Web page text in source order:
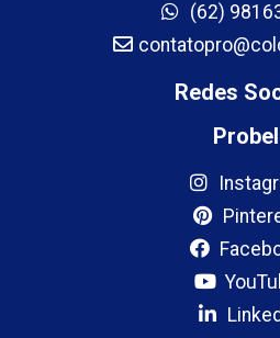
(62)
Redes
Probel